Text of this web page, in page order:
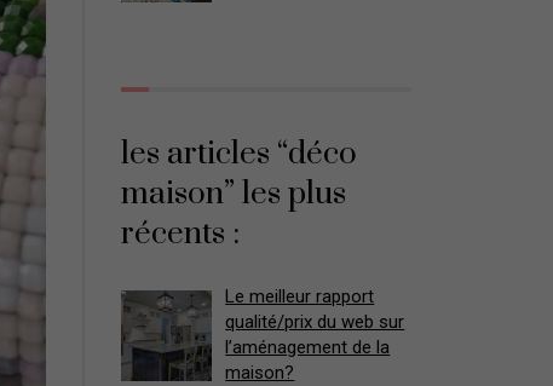
les articles “déco
maison” les plus
récents :
Le meilleur rapport
qualité/prix du web sur
l’aménagement de la
maison?